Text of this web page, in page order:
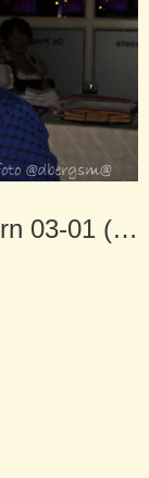
Nieuwjaarstreffen Horn 03-01 (58)